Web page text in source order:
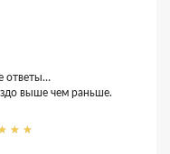
ответы…
выше чем раньше.